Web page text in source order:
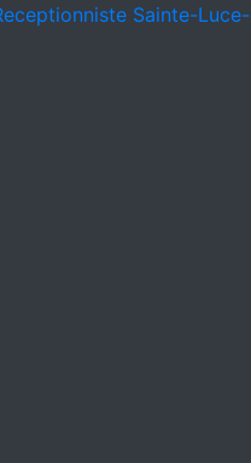
Sainte-Luce-